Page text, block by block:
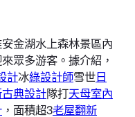
金湖水上森林景區內
眾多游客。據介紹，
計冰綠設計師雪世日
典設計隊打天母室內
，面積超3老屋翻新